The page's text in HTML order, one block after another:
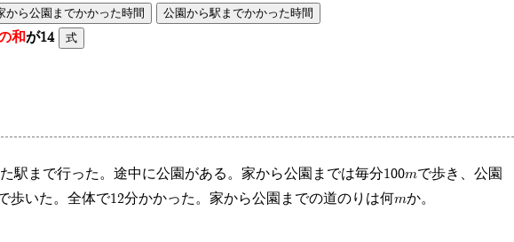
から公園までかかった時間 公園から駅までかかった時間
和が14 式
駅まで行った。途中に公園がある。家から公園までは毎分100mで歩き、公園
歩いた。全体で12分かかった。家から公園までの道のりは何mか。